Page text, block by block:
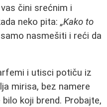
čini srećnim i
neko pita: „Kako to
nasmešiti i reći da
i utisci potiču iz
mirisa, bez namere
koji brend. Probajte,